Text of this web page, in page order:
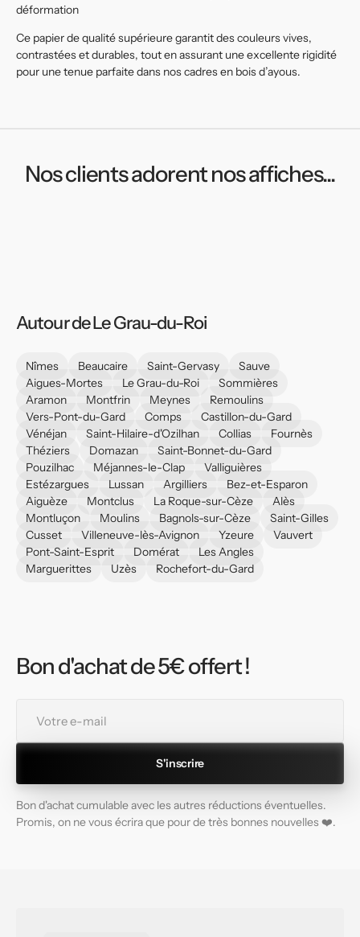
déformation
Ce papier de qualité supérieure garantit des couleurs vives,
contrastées et durables, tout en assurant une excellente rigidité
pour une tenue parfaite dans nos cadres en bois d’ayous.
Nos clients adorent nos affiches...
Autour de Le Grau-du-Roi
Nîmes Beaucaire Saint-Gervasy
Sauve
Aigues-Mortes
Le Grau-du-Roi
Sommières
Aramon
Montfrin Meynes
Remoulins
Vers-Pont-du-Gard
Comps
Castillon-du-Gard
Vénéjan
Saint-Hilaire-d'Ozilhan Collias
Fournès
Théziers
Domazan
Saint-Bonnet-du-Gard
Pouzilhac
Méjannes-le-Clap
Valliguières
Estézargues
Lussan Argilliers
Bez-et-Esparon
Aiguèze
Montclus La Roque-sur-Cèze
Alès
Montluçon
Moulins Bagnols-sur-Cèze
Saint-Gilles
Cusset
Villeneuve-lès-Avignon Yzeure
Vauvert
Pont-Saint-Esprit
Domérat
Les Angles
Marguerittes
Uzès Rochefort-du-Gard
Bon d'achat de 5€ offert !
mail
S'inscrire
Bon d'achat cumulable avec les autres réductions éventuelles.
Promis, on ne vous écrira que pour de très bonnes nouvelles ❤️.